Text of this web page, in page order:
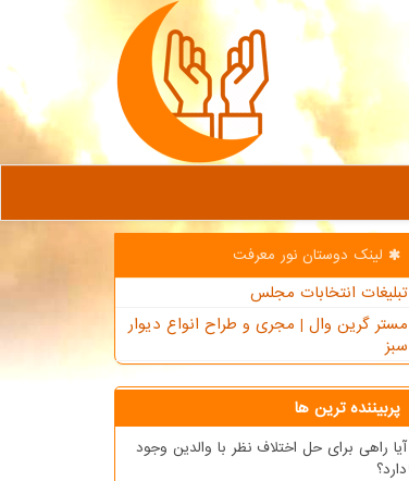
لینک دوستان نور معرفت
تبلیغات انتخابات مجلس
مستر گرین وال | مجری و طراح انواع دیوار
سبز
پربیننده ترین ها
آیا راهی برای حل اختلاف نظر با والدین وجود
دارد؟